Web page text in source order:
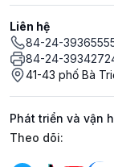
Liên hệ
84-24-
84-24-
41-43 phố Bà
Phát triển và vận
Mạng xã
Theo dõi: